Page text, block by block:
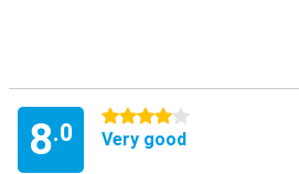
8.0
4 stars
Very good